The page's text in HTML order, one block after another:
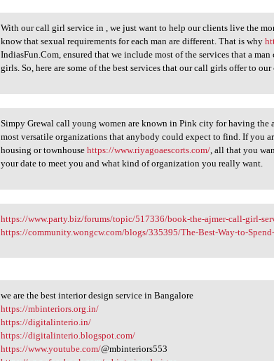
With our call girl service in
With our call girl service in , we just want to help our clients live the
know that sexual requirements for each man are different. That is why
IndiasFun.Com, ensured that we include most of the services that a
girls. So, here are some of the best services that our call girls offer to
Simpy Grewal call young women
Simpy Grewal call young women are known in Pink city for having the
most versatile organizations that anybody could expect to find. If you
housing or townhousehttps://www.riyagoaescorts.com/, all that you
your date to meet you and what kind of organization you really want.
https://www.party.biz/forums
https://www.party.biz/forums/topic/517336/book-the-ajmer-call-girl-
https://community.wongcw.com/blogs/335395/The-Best-Way-to-Spend-
we are the best interior
we are the best interior design service in Bangalore
https://mbinteriors.org.in/
https://digitalinterio.in/
https://digitalinterio.blogspot.com/
https://www.youtube.com/@mbinteriors553